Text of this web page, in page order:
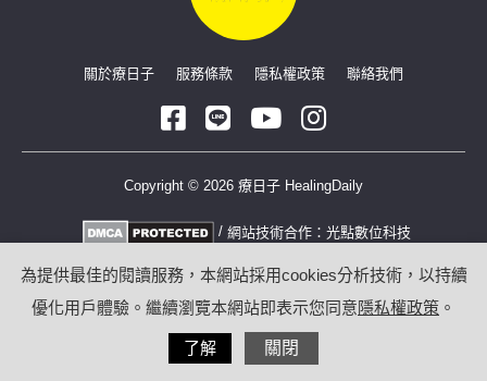
關於療日子 服務條款 隱私權政策 聯絡我們
Copyright © 2026 療日子 HealingDaily
/ 網站技術合作： 光點數位科技
為提供最佳的閱讀服務，本網站採用cookies分析技術，以持續
優化用戶體驗。繼續瀏覽本網站即表示您同意隱私權政策 。
了解 關閉